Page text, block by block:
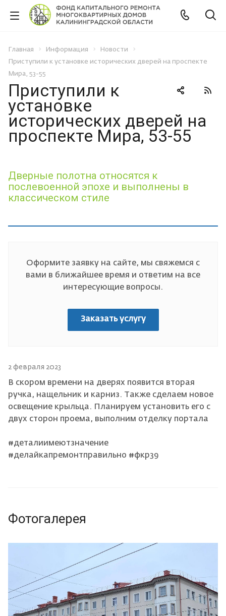
Главная Информация
Новости
Приступили к установке исторических дверей на проспекте
Мира, 53-55
Приступили к
установке
исторических дверей на
проспекте Мира, 53-55
Дверные полотна относятся к
послевоенной эпохе и выполнены в
классическом стиле
Оформите заявку на сайте, мы свяжемся с
вами в ближайшее время и ответим на все
интересующие вопросы.
Заказать услугу
2 февраля 2023
В скором времени на дверях появится вторая
ручка, нащельник и карниз. Также сделаем новое
освещение крыльца. Планируем установить его с
двух сторон проема, выполним отделку портала
#деталиимеютзначение
#делайкапремонтправильно #фкр39
Фотогалерея